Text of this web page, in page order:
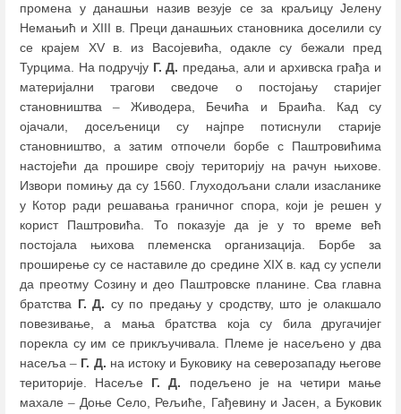
промена у данашњи назив везује се за краљицу Јелену
Немањић и XIII в. Преци данашњих становника доселили су
се крајем XV в. из Васојевића, одакле су бежали пред
Турцима. На подручју Г. Д. предања, али и архивска грађа и
материјални трагови сведоче о постојању старијег
становништвa– Живодерa, Бечићa и Браићa. Кад су
ојачали, досељеници су најпре потиснули старије
становништво, а затим отпочели борбе с Паштровићима
настојећи да прошире своју територију на рачун њихове.
Извори помињу да су 1560. Глуходољани слали изасланике
у Котор ради решавања граничног спора, који је решен у
корист Паштровића. То показује да је у то време већ
постојала њихова племенска организација. Борбе за
проширење су се наставиле до средине XIX в. кад су успели
да преотму Созину и део Паштровске планине. Сва главна
братства Г. Д. су по предању у сродству, што је олакшало
повезивање, а мања братства која су била другачијег
порекла су им се прикључивала. Племе је насељено у два
насеља– Г. Д. на истоку и Буковику на северозападу његове
територије. Насеље Г. Д. подељено је на четири мање
махале– Доње Село, Рељиће, Гађевину и Јасен, а Буковик